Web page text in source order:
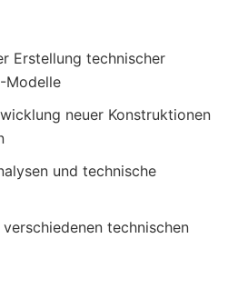
Erstellung technischer
Modelle
neuer Konstruktionen
und technische
technischen